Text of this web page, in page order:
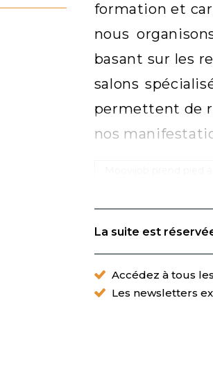
formation et
nous
basant sur les
salons
permettent de
nos
La suite est
Accédez à tous
Les newsletters